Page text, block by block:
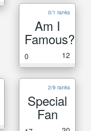
0/1 ranks
Am I
Famous?
0 12
2/9 ranks
Special
Fan